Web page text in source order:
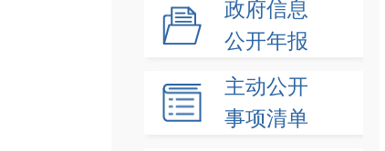
政府信息
公开年报
主动公开
事项清单